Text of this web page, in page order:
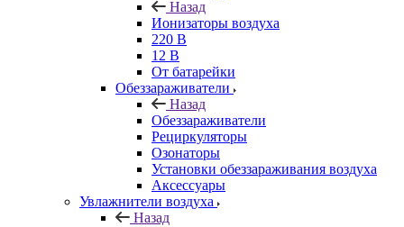
Назад
Ионизаторы воздуха
220 В
12 В
От батарейки
Обеззараживатели
Назад
Обеззараживатели
Рециркуляторы
Озонаторы
Установки обеззараживания воздуха
Аксессуары
Увлажнители воздуха
Назад